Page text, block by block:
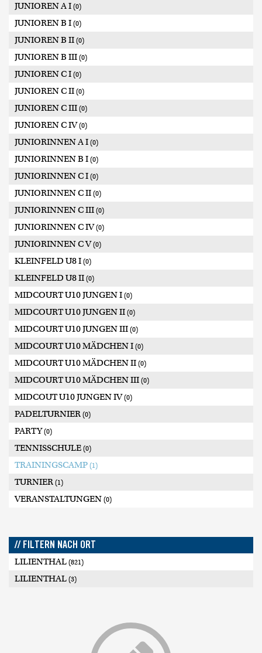
JUNIOREN A I (0)
JUNIOREN B I (0)
JUNIOREN B II (0)
JUNIOREN B III (0)
JUNIOREN C I (0)
JUNIOREN C II (0)
JUNIOREN C III (0)
JUNIOREN C IV(0)
JUNIORINNEN A I (0)
JUNIORINNEN B I (0)
JUNIORINNEN C I (0)
JUNIORINNEN C II (0)
JUNIORINNEN C III (0)
JUNIORINNEN C IV(0)
JUNIORINNEN C V(0)
KLEINFELD U8 I (0)
KLEINFELD U8 II (0)
MIDCOURT U10 JUNGEN I (0)
MIDCOURT U10 JUNGEN II (0)
MIDCOURT U10 JUNGEN III (0)
MIDCOURT U10 MÄDCHEN I (0)
MIDCOURT U10 MÄDCHEN II (0)
MIDCOURT U10 MÄDCHEN III (0)
MIDCOUT U10 JUNGEN IV(0)
PADELTURNIER (0)
PARTY(0)
TENNISSCHULE (0)
TRAININGSCAMP (1)
TURNIER (1)
VERANSTALTUNGEN (0)
// FILTERN NACH ORT
LILIENTHAL (821)
LILIENTHAL (3)